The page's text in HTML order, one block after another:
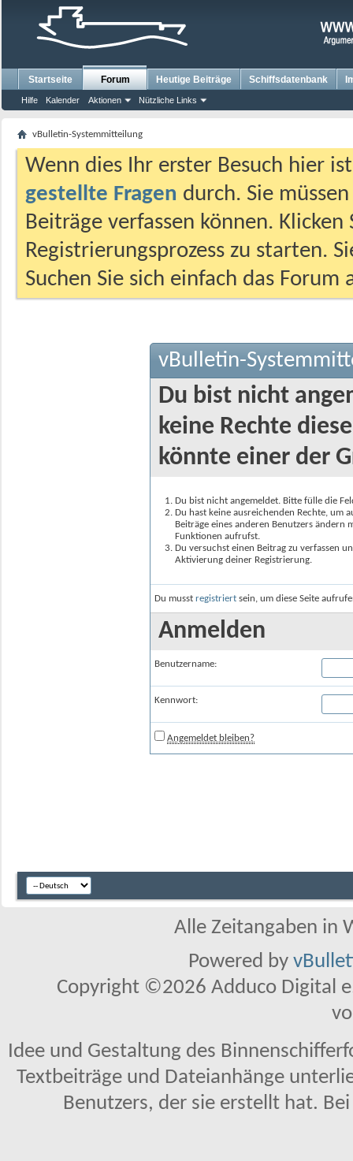
Startseite Forum
Hilfe Kalender Aktionen Nützliche Links
Heutige Beiträge Schiffsdatenbank
vBulletin-Systemmitteilung
Wenn dies Ihr erster Besuch hier
gestellte Fragen durch. Sie
Beiträge verfassen können.
Registrierungsprozess zu starten.
Suchen Sie sich einfach das
vBulletin-
Du bist nicht
keine Rechte
könnte einer der
Du bist nicht angemeldet. Bitte fülle die
Du hast keine ausreichenden Rechte, um
Beiträge eines anderen Benutzers
Funktionen aufrufst.
Du versuchst einen Beitrag zu verfassen
Aktivierung deiner Registrierung.
Du musst registriert sein, um diese Seite
Anmelden
Benutzername:
Kennwort:
Angemeldet bleiben?
Alle Zeitangaben in
Powered by
Copyright ©2026 Adduco Digital
Idee und Gestaltung des
Textbeiträge und Dateianhänge
Benutzers, der sie erstellt hat.